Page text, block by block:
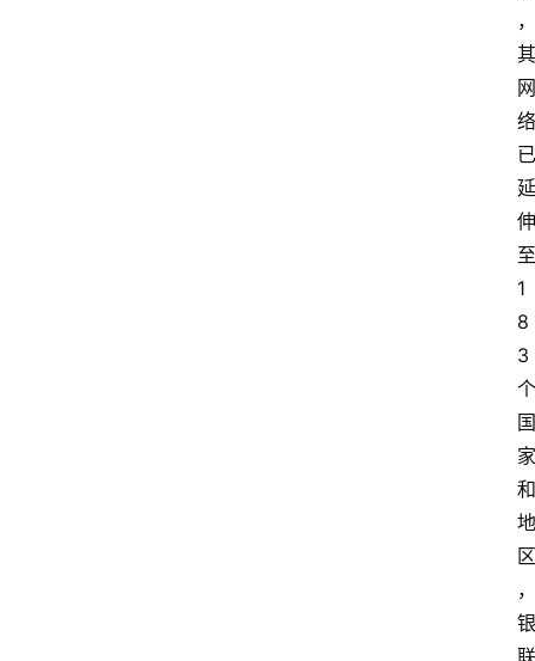
，
其
网
络
已
延
伸
至
1
8
3
个
国
家
和
地
区
，
银
联